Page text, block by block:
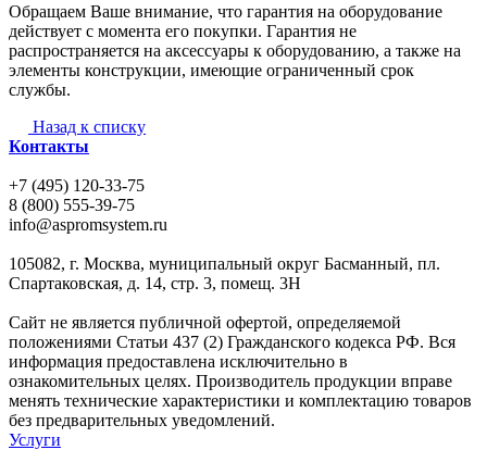
Обращаем Ваше внимание, что гарантия на оборудование
действует с момента его покупки. Гарантия не
распространяется на аксессуары к оборудованию, а также на
элементы конструкции, имеющие ограниченный срок
службы.
Назад к списку
Контакты
+7 (495) 120-33-75
8 (800) 555-39-75
info@aspromsystem.ru
105082, г. Москва, муниципальный округ Басманный, пл.
Спартаковская, д. 14, стр. 3, помещ. 3Н
Сайт не является публичной офертой, определяемой
положениями Статьи 437 (2) Гражданского кодекса РФ. Вся
информация предоставлена исключительно в
ознакомительных целях. Производитель продукции вправе
менять технические характеристики и комплектацию товаров
без предварительных уведомлений.
Услуги